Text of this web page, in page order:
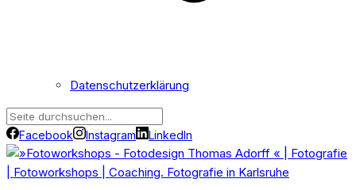
Datenschutzerklärung
Facebook Instagram LinkedIn